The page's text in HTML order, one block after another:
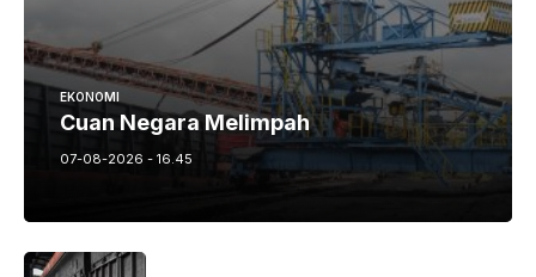
EKONOMI
Cuan Negara Melimpah
07-08-2026 - 16.45